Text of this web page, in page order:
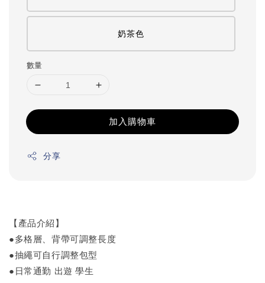
奶茶色
數量
加入購物車
分享
【產品介紹】
●多格層、背帶可調整長度
●抽繩可自行調整包型
●日常通勤 出遊 學生